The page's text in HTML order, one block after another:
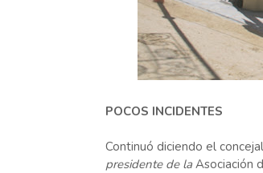
POCOS INCIDENTES
Continuó diciendo el
presidente de laAsociación